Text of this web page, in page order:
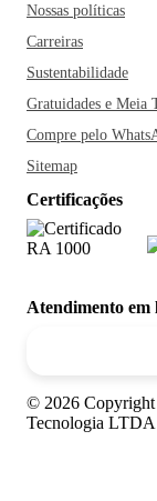
Nossas políticas
Carreiras
Sustentabilidade
Gratuidades e Meia
Compre pelo
Sitemap
Certificações
Atendimento em
© 2026 Copyright
Tecnologia LTDA